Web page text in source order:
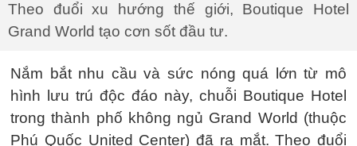
Theo đuổi xu hướng thế giới, Boutique Hotel
Grand World tạo cơn sốt đầu tư.
Nắm bắt nhu cầu và sức nóng quá lớn từ mô
hình lưu trú độc đáo này, chuỗi Boutique Hotel
trong thành phố không ngủ Grand World (thuộc
Phú Quốc United Center) đã ra mắt. Theo đuổi